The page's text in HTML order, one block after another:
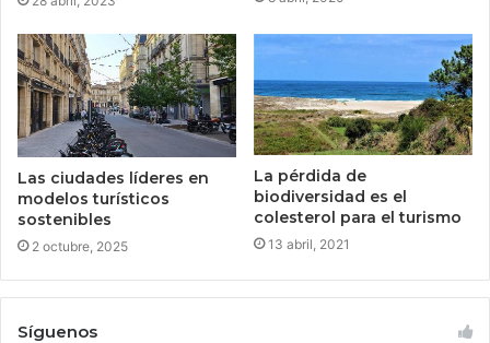
Las ciudades líderes en
modelos turísticos
sostenibles
2 octubre, 2025
La pérdida de
biodiversidad es el
colesterol para el turismo
13 abril, 2021
Síguenos